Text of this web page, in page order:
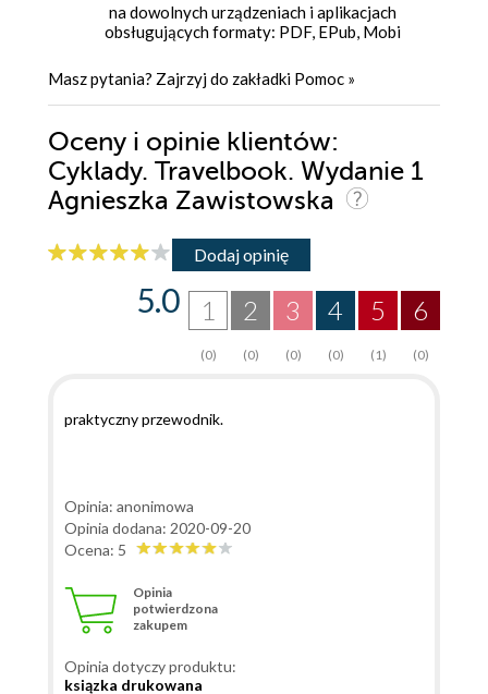
na dowolnych urządzeniach i aplikacjach
obsługujących formaty: PDF, EPub, Mobi
Masz pytania? Zajrzyj do zakładki Pomoc »
Oceny i opinie klientów:
Cyklady. Travelbook. Wydanie 1
Agnieszka Zawistowska
Dodaj opinię
6
(0)
5
(1)
4
(0)
3
(0)
2
(0)
1
(0)
5.0
praktyczny przewodnik.
Opinia: anonimowa
Opinia dodana: 2020-09-20
Ocena: 5
Opinia
potwierdzona
zakupem
Opinia dotyczy produktu:
ksiązka drukowana